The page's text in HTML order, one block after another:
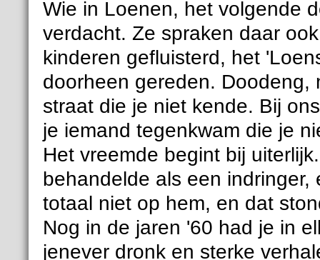
Wie in Loenen, het volgende
verdacht. Ze spraken daar
kinderen gefluisterd, het
doorheen gereden. Doodeng,
straat die je niet kende. Bij
je iemand tegenkwam die je
Het vreemde begint bij
behandelde als een
totaal niet op hem, en dat
Nog in de jaren '60 had je in
jenever dronk en sterke